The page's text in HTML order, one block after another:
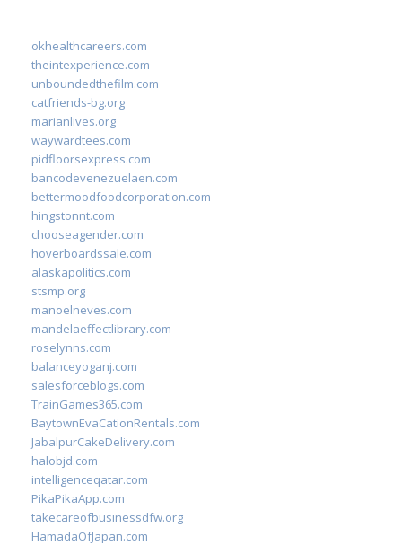
okhealthcareers.com
theintexperience.com
unboundedthefilm.com
catfriends-bg.org
marianlives.org
waywardtees.com
pidfloorsexpress.com
bancodevenezuelaen.com
bettermoodfoodcorporation.com
hingstonnt.com
chooseagender.com
hoverboardssale.com
alaskapolitics.com
stsmp.org
manoelneves.com
mandelaeffectlibrary.com
roselynns.com
balanceyoganj.com
salesforceblogs.com
TrainGames365.com
BaytownEvaCationRentals.com
JabalpurCakeDelivery.com
halobjd.com
intelligenceqatar.com
PikaPikaApp.com
takecareofbusinessdfw.org
HamadaOfJapan.com